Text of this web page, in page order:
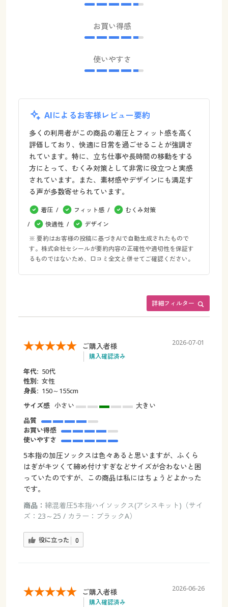
お買い得感
使いやすさ
AIによるお客様レビュー要約
多くの利用者がこの商品の着圧とフィット感を高く
評価しており、快適に日常を過ごせることが強調さ
れています。特に、立ち仕事や長時間の移動をする
方にとって、むくみ対策として非常に役立つと実感
されています。また、素材感やデザインにも満足す
る声が多数寄せられています。
着圧 フィット感
むくみ対策
快適性
デザイン
※ 要約はお客様の投稿に基づきAIで自動生成されたもので
す。株式会社セシールが要約内容の正確性や適切性を保証す
るものではないため、口コミ全文と併せてご確認ください。
詳細フィルター
ご購入者様
購入確認済み
2026-07-01
年代: 50代
性別: 女性
身長: 150～155cm
サイズ感 小さい
大きい
品質
お買い得感
使いやすさ
5本指の加圧ソックスは色々あると思いますが、ふくら
はぎがキツくて締め付けすぎなどサイズが合わないと困
っていたのですが、この商品は私にはちょうどよかった
です。
商品： 綿混着圧5本指ハイソックス(アシスキット)（サイ
ズ：23～25 / カラー：ブラックA）
役に立った 0
ご購入者様
購入確認済み
2026-06-26